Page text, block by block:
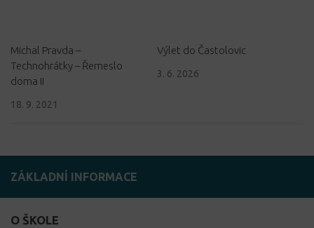
Michal Pravda –
Technohrátky – Řemeslo
doma II
18. 9. 2021
Výlet do Častolovic
3. 6. 2026
ZÁKLADNÍ INFORMACE
O ŠKOLE